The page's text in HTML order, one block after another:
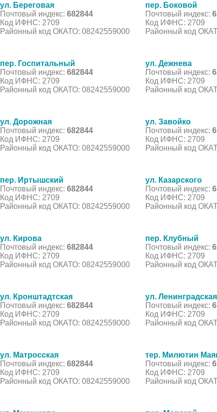
ул. Береговая
Почтовый индекс: 682844
Код ИФНС: 2709
Районный код ОКАТО: 08242559000
пер. Боковой
Почтовый индекс:
Код ИФНС: 2709
Районный код
пер. Госпитальный
Почтовый индекс: 682844
Код ИФНС: 2709
Районный код ОКАТО: 08242559000
ул. Дежнева
Почтовый индекс:
Код ИФНС: 2709
Районный код
ул. Дорожная
Почтовый индекс: 682844
Код ИФНС: 2709
Районный код ОКАТО: 08242559000
ул. Завойко
Почтовый индекс:
Код ИФНС: 2709
Районный код
пер. Иртышский
Почтовый индекс: 682844
Код ИФНС: 2709
Районный код ОКАТО: 08242559000
ул. Казарского
Почтовый индекс:
Код ИФНС: 2709
Районный код
ул. Кирова
Почтовый индекс: 682844
Код ИФНС: 2709
Районный код ОКАТО: 08242559000
пер. Клубный
Почтовый индекс:
Код ИФНС: 2709
Районный код
ул. Кронштадтская
Почтовый индекс: 682844
Код ИФНС: 2709
Районный код ОКАТО: 08242559000
ул. Ленинградская
Почтовый индекс:
Код ИФНС: 2709
Районный код
ул. Матросская
Почтовый индекс: 682844
Код ИФНС: 2709
Районный код ОКАТО: 08242559000
тер. Милютин
Почтовый индекс:
Код ИФНС: 2709
Районный код